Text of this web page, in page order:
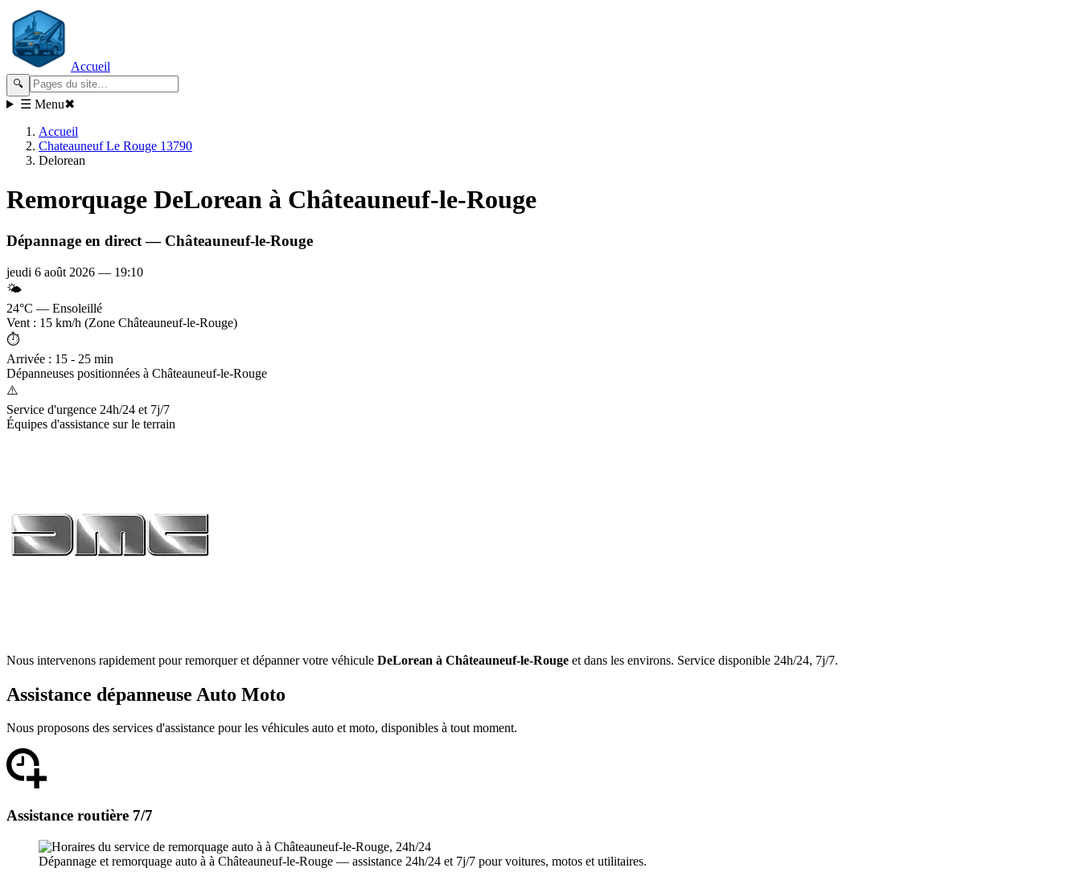
Accueil
🔍
☰ Menu✖
Accueil
Chateauneuf Le Rouge 13790
Delorean
Remorquage DeLorean à Châteauneuf-le-Rouge
Dépannage en direct — Châteauneuf-le-Rouge
jeudi 6 août 2026 — 19:10
🌤️
24°C — Ensoleillé
Vent : 15 km/h (Zone Châteauneuf-le-Rouge)
⏱️
Arrivée : 15 - 25 min
Dépanneuses positionnées à Châteauneuf-le-Rouge
⚠️
Service d'urgence 24h/24 et 7j/7
Équipes d'assistance sur le terrain
Nous intervenons rapidement pour remorquer et dépanner votre véhicule DeLorean à Châteauneuf-le-Rouge et dans les environs. Service disponible 24h/24, 7j/7.
Assistance dépanneuse Auto Moto
Nous proposons des services d'assistance pour les véhicules auto et moto, disponibles à tout moment.
Assistance routière 7/7
Dépannage et remorquage auto à à Châteauneuf-le-Rouge — assistance 24h/24 et 7j/7 pour voitures, motos et utilitaires.